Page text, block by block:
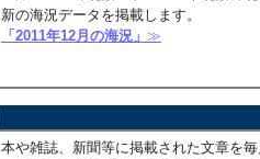
新の海況データを掲載します。
「2011年12月の海況」 ≫
本や雑誌、新聞等に掲載された文章を